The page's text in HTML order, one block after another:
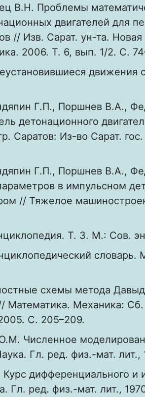
В.Н. Проблемы
двигателей для
// Изв. Сарат. ун-та.
2006. Т. 6, вып. 1/2. C.
движения
Г.П., Поршнев В.А.,
детонационного
Саратов: Из-во Сарат.
Г.П., Поршнев В.А.,
в импульсном
// Тяжелое
Т. 3. М.: Сов.
словарь.
схемы метода
Математика. Механика: Сб.
С. 205–209.
Численное
Гл. ред. физ.-мат. лит.,
дифференциального и
Гл. ред. физ.-мат. лит.,